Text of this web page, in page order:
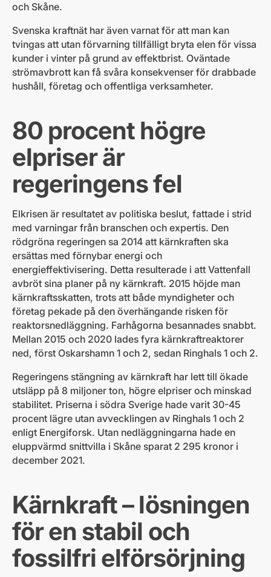
och Skåne.
Svenska kraftnät har även varnat för att man kan
tvingas att utan förvarning tillfälligt bryta elen för vissa
kunder i vinter på grund av effektbrist. Oväntade
strömavbrott kan få svåra konsekvenser för drabbade
hushåll, företag och offentliga verksamheter.
80 procent högre
elpriser är
regeringens fel
Elkrisen är resultatet av politiska beslut, fattade i strid
med varningar från branschen och expertis. Den
rödgröna regeringen sa 2014 att kärnkraften ska
ersättas med förnybar energi och
energieffektivisering. Detta resulterade i att Vattenfall
avbröt sina planer på ny kärnkraft. 2015 höjde man
kärnkraftsskatten, trots att både myndigheter och
företag pekade på den överhängande risken för
reaktorsnedläggning. Farhågorna besannades snabbt.
Mellan 2015 och 2020 lades fyra kärnkraftreaktorer
ned, först Oskarshamn 1 och 2, sedan Ringhals 1 och 2.
Regeringens stängning av kärnkraft har lett till ökade
utsläpp på 8 miljoner ton, högre elpriser och minskad
stabilitet. Priserna i södra Sverige hade varit 30-45
procent lägre utan avvecklingen av Ringhals 1 och 2
enligt Energiforsk. Utan nedläggningarna hade en
eluppvärmd snittvilla i Skåne sparat 2 295 kronor i
december 2021.
Kärnkraft – lösningen
för en stabil och
fossilfri elförsörjning